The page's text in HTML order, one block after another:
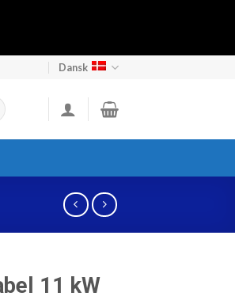
Dansk
11 kW